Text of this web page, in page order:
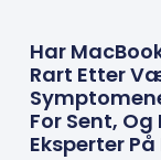
Har
Rart Etter
For Sent,
Eksperter